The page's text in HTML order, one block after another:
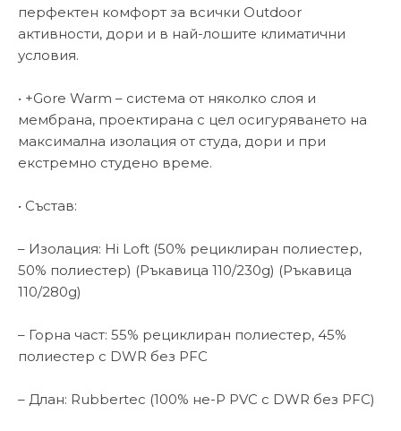
перфектен комфорт за всички Outdoor
активности, дори и в най-лошите климатични
условия.
• +Gore Warm – система от няколко слоя и
мембрана, проектирана с цел осигуряването на
максимална изолация от студа, дори и при
екстремно студено време.
• Състав:
– Изолация: Hi Loft (50% рециклиран полиестер,
50% полиестер) (Ръкавица 110/230g) (Ръкавица
110/280g)
– Горна част: 55% рециклиран полиестер, 45%
полиестер с DWR без PFC
– Длан: Rubbertec (100% не-P PVC с DWR без PFC)